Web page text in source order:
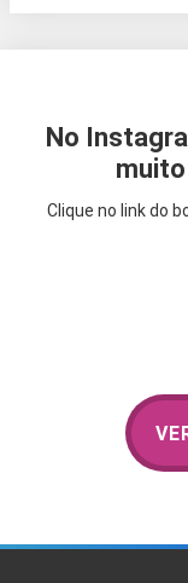
No
Clique no link do